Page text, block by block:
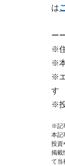
は
ー
※
※
※
す
※
※記
本記
投資
掲載
て当